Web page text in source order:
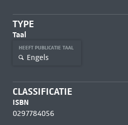
TYPE
Taal
HEEFT PUBLICATIE TAAL
Engels
CLASSIFICATIE
ISBN
0297784056